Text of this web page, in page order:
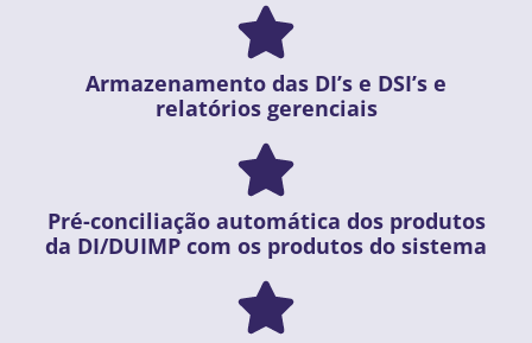
Armazenamento das DI’s e DSI’s e
relatórios gerenciais
Pré-conciliação automática dos produtos
da DI/DUIMP com os produtos do sistema